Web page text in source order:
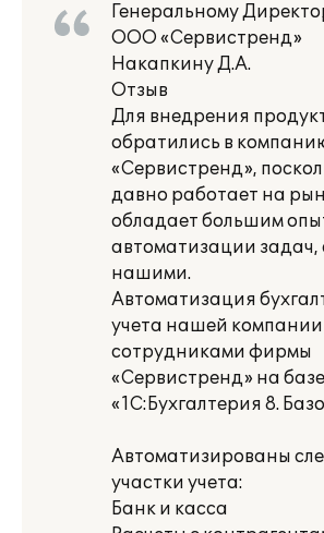
Генеральному
ООО «Сервистренд»
Накапкину Д.А.
Отзыв
Для внедрения
обратились в
«Сервистренд»,
давно работает на
обладает большим
автоматизации задач,
нашими.
Автоматизация
учета нашей
сотрудниками фирмы
«Сервистренд» на
«1С:Бухгалтерия 8.
Автоматизированы
участки учета:
Банк и касса